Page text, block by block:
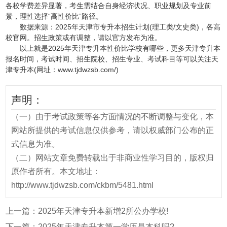
各校学费差异显著，考生需结合自身经济状况、职业规划及专业前
景，理性选择“高性价比”路径。
数据来源：2025年天津市专升本招生计划(理工类/文史类)，各高
校官网。招生政策或有调整，请以官方发布为准。
以上就是2025年天津专升本性价比学校有哪些，更多天津专升本
报名时间，考试时间、招生院校、招生专业、考试科目等可以关注天
津专升本(网址：www.tjdwzsb.com/)
声明：
（一）由于考试政策等各方面情况的不断调整与变化，本
网站所提供的考试信息仅供参考，请以权威部门公布的正
式信息为准。
（二）网站文章免费转载出于非商业性学习目的，版权归
原作者所有。本文地址：
http://www.tjdwzsb.com/ckbm/5481.html
上一篇： 2025年天津专升本新增2所公办学校!